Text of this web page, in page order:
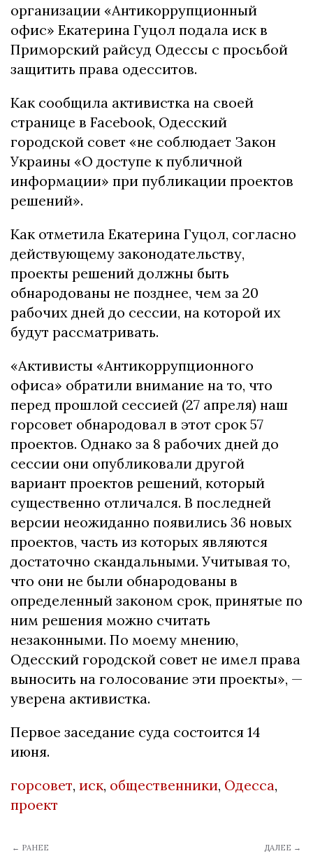
организации «Антикоррупционный
офис» Екатерина Гуцол подала иск в
Приморский райсуд Одессы с просьбой
защитить права одесситов.
Как сообщила активистка на своей
странице в Facebook, Одесский
городской совет «не соблюдает Закон
Украины «О доступе к публичной
информации» при публикации проектов
решений».
Как отметила Екатерина Гуцол, согласно
действующему законодательству,
проекты решений должны быть
обнародованы не позднее, чем за 20
рабочих дней до сессии, на которой их
будут рассматривать.
«Активисты «Антикоррупционного
офиса» обратили внимание на то, что
перед прошлой сессией (27 апреля) наш
горсовет обнародовал в этот срок 57
проектов. Однако за 8 рабочих дней до
сессии они опубликовали другой
вариант проектов решений, который
существенно отличался. В последней
версии неожиданно появились 36 новых
проектов, часть из которых являются
достаточно скандальными. Учитывая то,
что они не были обнародованы в
определенный законом срок, принятые по
ним решения можно считать
незаконными. По моему мнению,
Одесский городской совет не имел права
выносить на голосование эти проекты», —
уверена активистка.
Первое заседание суда состоится 14
июня.
горсовет, иск, общественники, Одесса,
проект
← РАНЕЕ ДАЛЕЕ →